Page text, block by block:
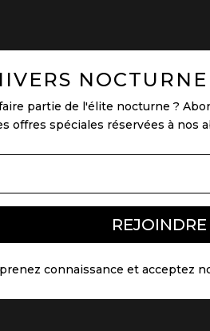
NOCTURNE
partie de l'élite nocturne ?
offres spéciales réservées à nos
REJOINDRE
connaissance et acceptez